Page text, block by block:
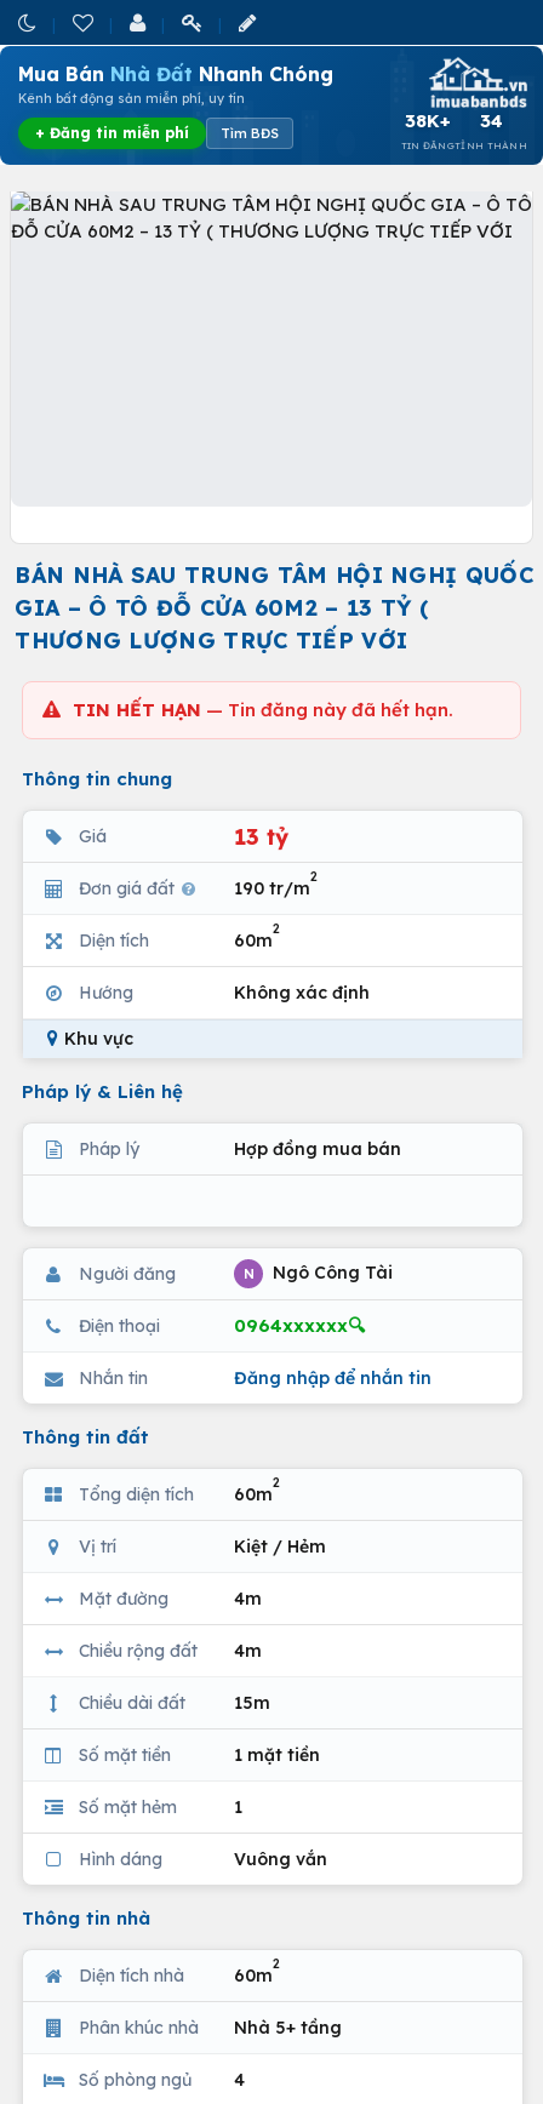
Mua Bán Nhà Đất Nhanh Chóng
Kênh bất động sản miễn phí, uy tín
+ Đăng tin miễn phí Tìm BĐS
38K+
TIN ĐĂNG
34
TỈNH THÀNH
BÁN NHÀ SAU TRUNG TÂM HỘI NGHỊ QUỐC
GIA – Ô TÔ ĐỖ CỬA 60M2 – 13 TỶ (
THƯƠNG LƯỢNG TRỰC TIẾP VỚI
TIN HẾT HẠN — Tin đăng này đã hết hạn.
Thông tin chung
Giá 13 tỷ
Đơn giá đất 190 tr/m
2
Diện tích 60m
2
Hướng Không xác định
Khu vực
Pháp lý & Liên hệ
Pháp lý Hợp đồng mua bán
Người đăng N Ngô Công Tài
Điện thoại 0964xxxxxx🔍
Nhắn tin Đăng nhập để nhắn tin
Thông tin đất
Tổng diện tích 60m
2
Vị trí Kiệt / Hẻm
Mặt đường 4m
Chiều rộng đất 4m
Chiều dài đất 15m
Số mặt tiền 1 mặt tiền
Số mặt hẻm 1
Hình dáng Vuông vắn
Thông tin nhà
Diện tích nhà 60m
2
Phân khúc nhà Nhà 5+ tầng
Số phòng ngủ 4